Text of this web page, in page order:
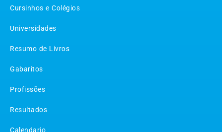
Cursinhos e Colégios
Universidades
Resumo de Livros
Gabaritos
Profissões
Resultados
Calendario